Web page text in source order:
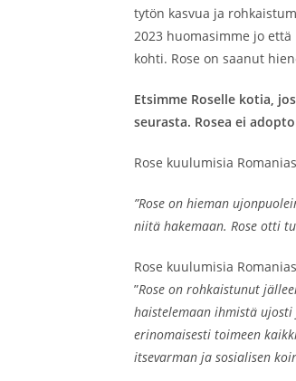
tytön kasvua ja
2023 huomasimme jo
kohti. Rose on saanut
Etsimme Roselle kotia,
seurasta. Rosea ei
Rose kuulumisia
”Rose on hieman
niitä hakemaan. Rose otti
Rose kuulumisia
”Rose on rohkaistunut
haistelemaan ihmistä
erinomaisesti toimeen
itsevarman ja sosialisen